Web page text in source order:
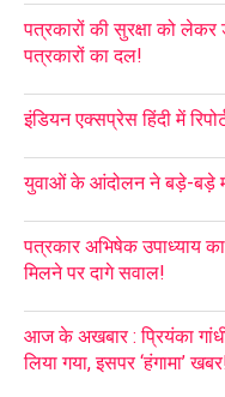
पत्रकारों की सुरक्षा को लेकर
पत्रकारों का दल!
इंडियन एक्सप्रेस हिंदी में
युवाओं के आंदोलन ने बड़े-बड़े
पत्रकार अभिषेक उपाध्याय
मिलने पर दागे सवाल!
आज के अखबार : प्रियंका
लिया गया, इसपर ‘हंगामा’